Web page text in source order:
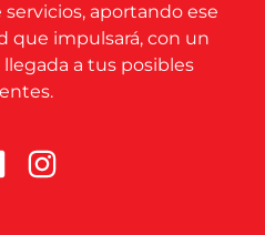
aportando ese
que impulsará, con un
a tus posibles